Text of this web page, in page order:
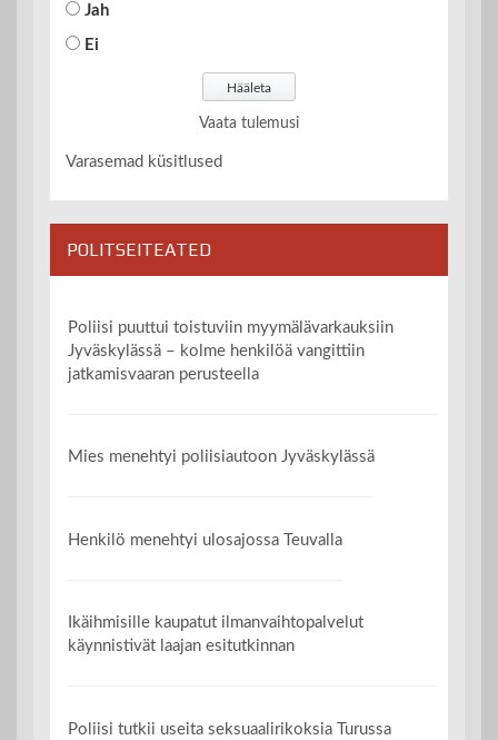
Jah
Ei
Vaata tulemusi
Varasemad küsitlused
POLITSEITEATED
Poliisi puuttui toistuviin myymälävarkauksiin
Jyväskylässä – kolme henkilöä vangittiin
jatkamisvaaran perusteella
Mies menehtyi poliisiautoon Jyväskylässä
Henkilö menehtyi ulosajossa Teuvalla
Ikäihmisille kaupatut ilmanvaihtopalvelut
käynnistivät laajan esitutkinnan
Poliisi tutkii useita seksuaalirikoksia Turussa